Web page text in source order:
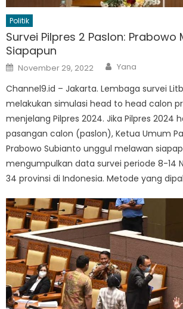
Politik
Survei Pilpres 2 Paslon: Prabowo
Siapapun
Posted
on
November 29, 2022 Author
Yana
Channel9.id – Jakarta. Lembaga survei
melakukan simulasi head to head calon
menjelang Pilpres 2024. Jika Pilpres 2024
pasangan calon (paslon), Ketua Umum
Prabowo Subianto unggul melawan
mengumpulkan data survei periode 8-14
34 provinsi di Indonesia. Metode yang